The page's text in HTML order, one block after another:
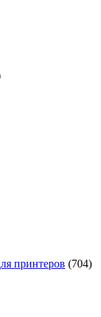
принтеров (704)